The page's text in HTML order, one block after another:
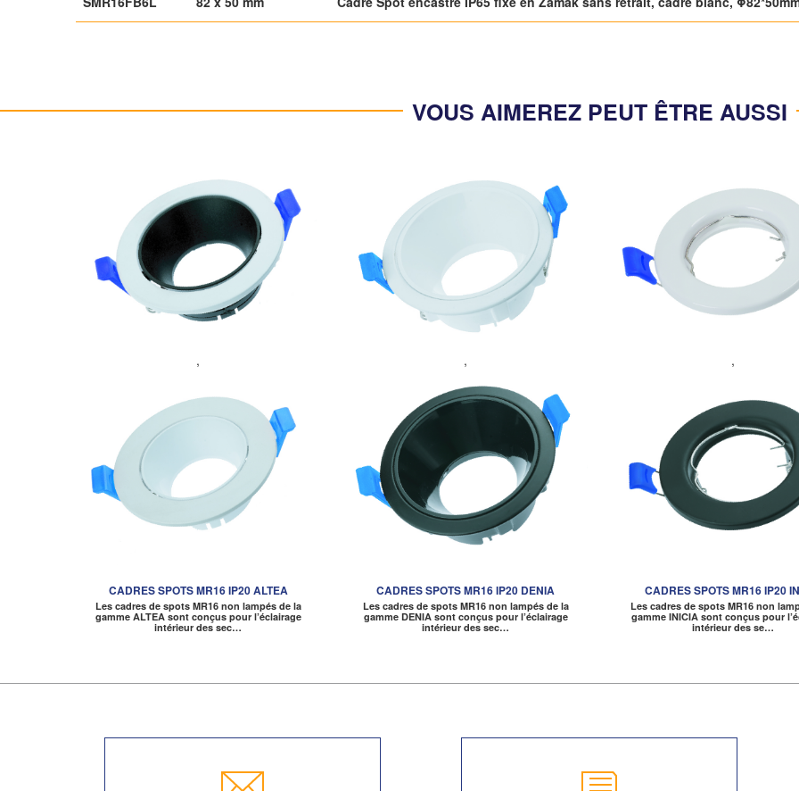
VOUS AIMEREZ PEUT ÊTRE AUSSI
,
CADRES SPOTS MR16 IP20 ALTEA
Les cadres de spots MR16 non lampés de la
gamme ALTEA sont conçus pour l’éclairage
intérieur des sec…
,
CADRES SPOTS MR16 IP20 DENIA
Les cadres de spots MR16 non lampés de la
gamme DENIA sont conçus pour l’éclairage
intérieur des sec…
,
CADRES SPOTS MR16 IP20
Les cadres de spots MR16 non
gamme INICIA sont conçus pour
intérieur des se…